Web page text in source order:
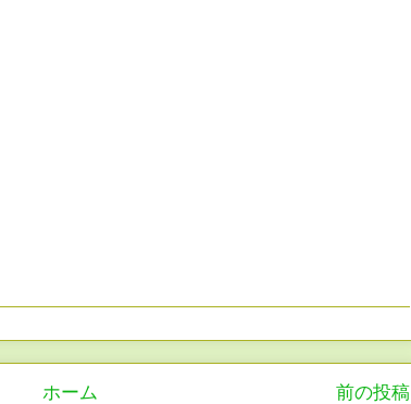
前の投稿
ホーム